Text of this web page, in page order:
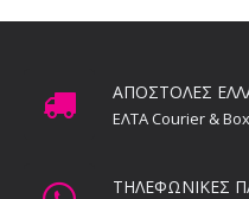
ΑΠΟΣΤΟΛΕΣ
ΕΛΤΑ Courier &
ΤΗΛΕΦΩΝΙΚΕΣ